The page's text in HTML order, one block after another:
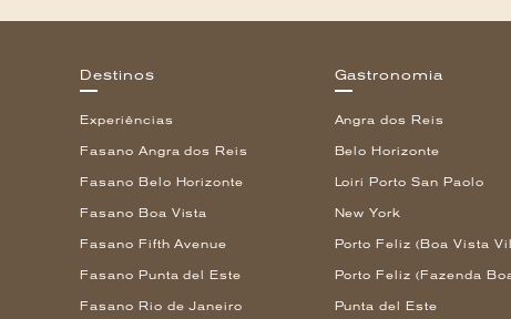
Destinos
Experiências
Fasano Angra dos Reis
Fasano Belo Horizonte
Fasano Boa Vista
Fasano Fifth Avenue
Fasano Punta del Este
Fasano Rio de Janeiro
Gastronomia
Angra dos Reis
Belo Horizonte
Loiri Porto San Paolo
New York
Porto Feliz (Boa Vista
Porto Feliz (Fazenda
Punta del Este